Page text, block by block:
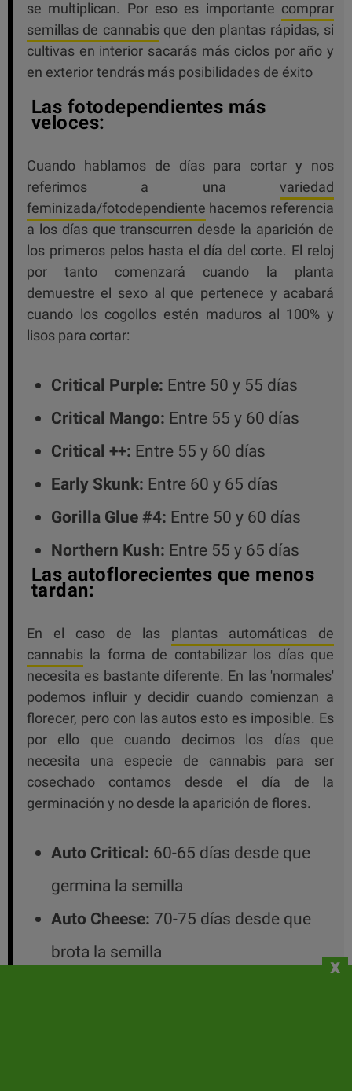
se multiplican. Por eso es importante comprar
semillas de cannabisque den plantas rápidas, si
cultivas en interior sacarás más ciclos por año y
en exterior tendrás más posibilidades de éxito
Las fotodependientes más
veloces:
Cuando hablamos de días para cortar y nos
referimos a unavariedad
feminizada/fotodependiente hacemos referencia
a los días que transcurren desde la aparición de
los primeros pelos hasta el día del corte. El reloj
por tanto comenzará cuando la planta
demuestre el sexo al que pertenece y acabará
cuando los cogollos estén maduros al 100% y
lisos para cortar:
Critical Purple: Entre 50 y 55 días
Critical Mango: Entre 55 y 60 días
Critical ++: Entre 55 y 60 días
Early Skunk: Entre 60 y 65 días
Gorilla Glue #4: Entre 50 y 60 días
Northern Kush: Entre 55 y 65 días
Las autoflorecientes que menos
tardan:
En el caso de las plantas automáticas de
cannabisla forma de contabilizar los días que
necesita es bastante diferente. En las 'normales'
podemos influir y decidir cuando comienzan a
florecer, pero con las autos esto es imposible. Es
por ello que cuando decimos los días que
necesita una especie de cannabis para ser
cosechado contamos desde el día de la
germinación y no desde la aparición de flores.
Auto Critical: 60-65 días desde que
germina la semilla
Auto Cheese: 70-75 días desde que
brota la semilla
x